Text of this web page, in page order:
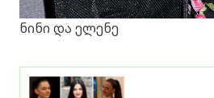
ნინი და ელენე